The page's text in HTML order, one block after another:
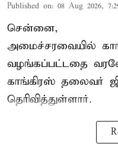
Published on: 08 Aug 2026,
சென்னை,
அமைச்சரவையில்
வழங்கப்பட்டதை
காங்கிரஸ் தலைவர்
தெரிவித்துள்ளார்.